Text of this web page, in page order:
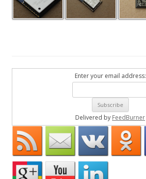
Enter your email address:
Delivered by FeedBurner